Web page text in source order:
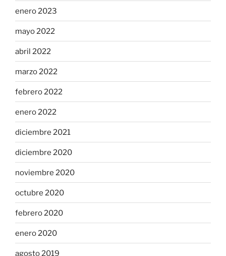
enero 2023
mayo 2022
abril 2022
marzo 2022
febrero 2022
enero 2022
diciembre 2021
diciembre 2020
noviembre 2020
octubre 2020
febrero 2020
enero 2020
agosto 2019